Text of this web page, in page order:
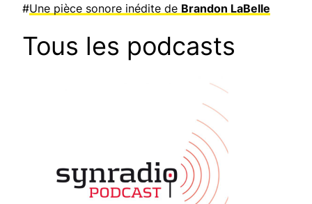
#Une pièce sonore inédite de Brandon LaBelle
Tous les podcasts